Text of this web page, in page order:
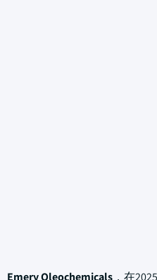
Oleochemicals ，在